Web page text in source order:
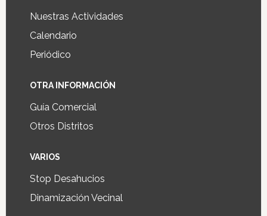
Nuestras Actividades
Calendario
Periódico
OTRA INFORMACIÓN
Guía Comercial
Otros Distritos
VARIOS
Stop Desahucios
Dinamización Vecinal